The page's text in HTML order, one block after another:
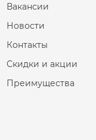
Вакансии
Новости
Контакты
Скидки и акции
Преимущества